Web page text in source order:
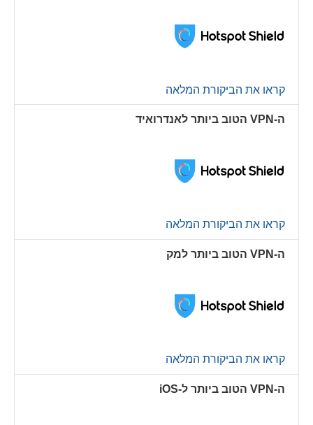
קראו את הביקורת המלאה
ה-VPN הטוב ביותר לאנדרואיד
קראו את הביקורת המלאה
ה-VPN הטוב ביותר למק
קראו את הביקורת המלאה
ה-VPN הטוב ביותר ל-iOS